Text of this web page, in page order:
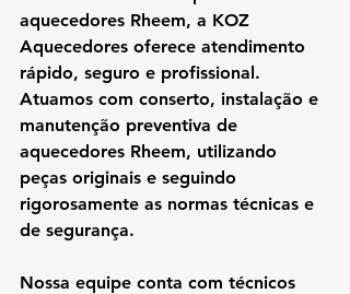
aquecedores Rheem, a KOZ
Aquecedores oferece atendimento
rápido, seguro e profissional.
Atuamos com conserto, instalação e
manutenção preventiva de
aquecedores Rheem, utilizando
peças originais e seguindo
rigorosamente as normas técnicas e
de segurança.
Nossa equipe conta com técnicos